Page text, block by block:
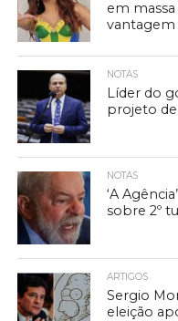
em
vantagem
NOTAS
Líder do
projeto
NOTAS
‘A
sobre 2º
ARTIGOS
Sergio
eleição